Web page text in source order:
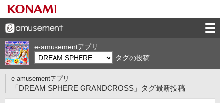
e-amusementアプリ
タグの投稿
e-amusementアプリ
「DREAM SPHERE GRANDCROSS」タグ最新投稿